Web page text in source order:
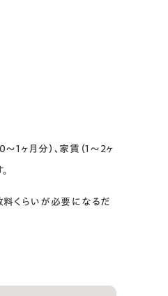
～1ヶ月分）、家賃（1～2ヶ
料くらいが必要になるだ